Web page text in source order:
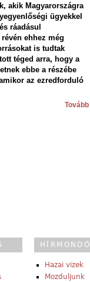
akik Magyarországra
ügyekkel
ráadásul
ehhez még
is tudtak
téged arra, hogy a
ebbe a részébe
az ezredforduló
Tovább
HÍRMONDÓ
Hazai vizek
Mozduljunk